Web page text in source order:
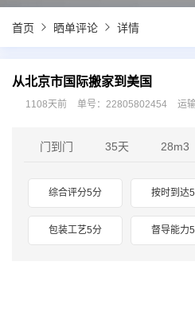
首页 晒单评论 详情
从北京市国际搬家到美国
1108天前 单号：22805802454 运
门到门 35天 28m3
综合评分5分 按时到达
包装工艺5分 督导能力